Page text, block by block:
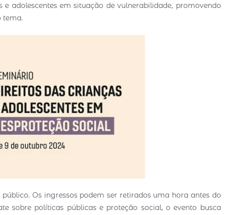
adolescentes em situação de vulnerabilidade, promovendo
tema.
Os ingressos podem ser retirados uma hora antes do
sobre políticas públicas e proteção social, o evento busca